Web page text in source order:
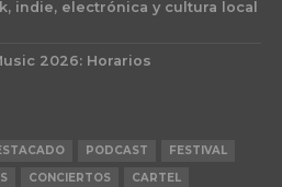
indie, electrónica y cultura local
2026: Horarios
PODCAST
FESTIVAL
CONCIERTOS
CARTEL